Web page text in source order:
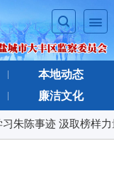
本地动态
廉洁文化
习朱陈事迹 汲取榜样力